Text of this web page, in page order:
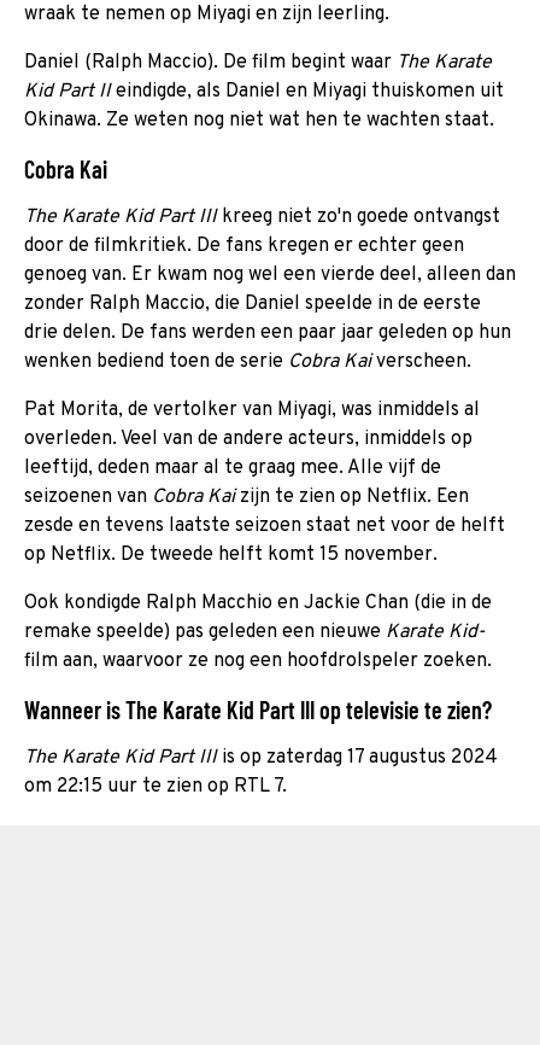
wraak te nemen op Miyagi en zijn leerling.
Daniel (Ralph Maccio). De film begint waar The Karate
Kid Part IIeindigde, als Daniel en Miyagi thuiskomen uit
Okinawa. Ze weten nog niet wat hen te wachten staat.
Cobra Kai
The Karate Kid Part IIIkreeg niet zo'n goede ontvangst
door de filmkritiek. De fans kregen er echter geen
genoeg van. Er kwam nog wel een vierde deel, alleen dan
zonder Ralph Maccio, die Daniel speelde in de eerste
drie delen. De fans werden een paar jaar geleden op hun
wenken bediend toen de serie Cobra Kaiverscheen.
Pat Morita, de vertolker van Miyagi, was inmiddels al
overleden. Veel van de andere acteurs, inmiddels op
leeftijd, deden maar al te graag mee. Alle vijf de
seizoenen van Cobra Kaizijn te zien op Netflix. Een
zesde en tevens laatste seizoen staat net voor de helft
op Netflix. De tweede helft komt 15 november.
Ook kondigde Ralph Macchio en Jackie Chan (die in de
remake speelde) pas geleden een nieuwe Karate Kid-
film aan, waarvoor ze nog een hoofdrolspeler zoeken.
Wanneer is The Karate Kid Part III op televisie te zien?
The Karate Kid Part IIIis op zaterdag 17 augustus 2024
om 22:15 uur te zien op RTL 7.